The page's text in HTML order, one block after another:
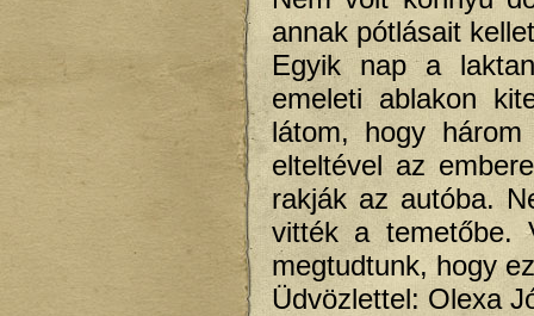
annak pótlásait
Egyik nap a
emeleti ablakon
látom, hogy
elteltével az
rakják az autóba.
vitték a temetőbe.
megtudtunk, hogy
Üdvözlettel: Olexa